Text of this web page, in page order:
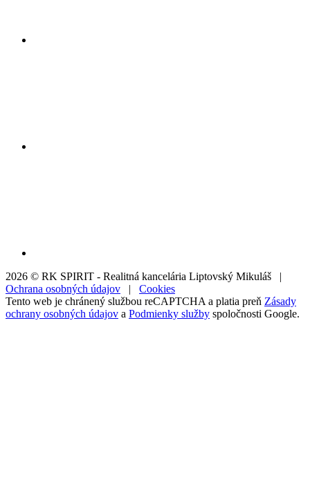
2026 © RK SPIRIT - Realitná kancelária Liptovský Mikuláš |
Ochrana osobných údajov | Cookies
Tento web je chránený službou reCAPTCHA a platia preň Zásady
ochrany osobných údajov a Podmienky služby spoločnosti Google.